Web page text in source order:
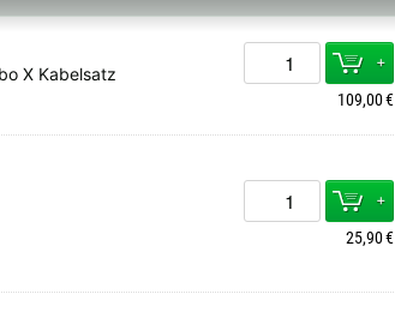
X Kabelsatz
109,00€
+
25,90€
+